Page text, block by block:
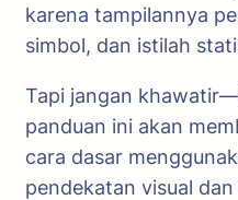
karena tampilannya
simbol, dan istilah
Tapi jangan
panduan ini akan
cara dasar
pendekatan visual